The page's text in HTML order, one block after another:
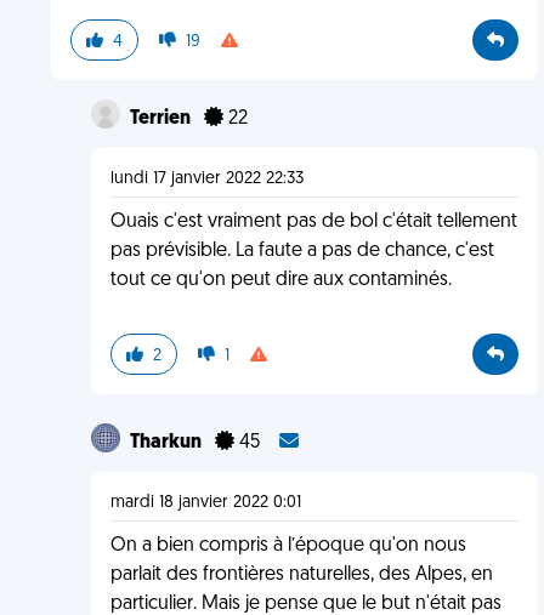
4 19
Terrien 22
lundi 17 janvier 2022 22:33
Ouais c'est vraiment pas de bol c'était tellement
pas prévisible. La faute a pas de chance, c'est
tout ce qu'on peut dire aux contaminés.
2 1
Tharkun 45
mardi 18 janvier 2022 0:01
On a bien compris à l’époque qu'on nous
parlait des frontières naturelles, des Alpes, en
particulier. Mais je pense que le but n'était pas